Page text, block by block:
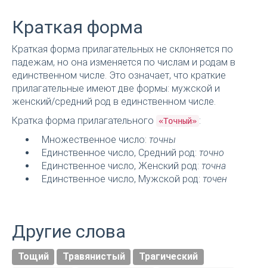
Краткая форма
Краткая форма прилагательных не склоняется по
падежам, но она изменяется по числам и родам в
единственном числе. Это означает, что краткие
прилагательные имеют две формы: мужской и
женский/средний род в единственном числе.
Кратка форма прилагательного
«Точный» :
Множественное число: точны
Единственное число, Средний род: точно
Единственное число, Женский род: точна
Единственное число, Мужской род: точен
Другие слова
Тощий Травянистый
Трагический